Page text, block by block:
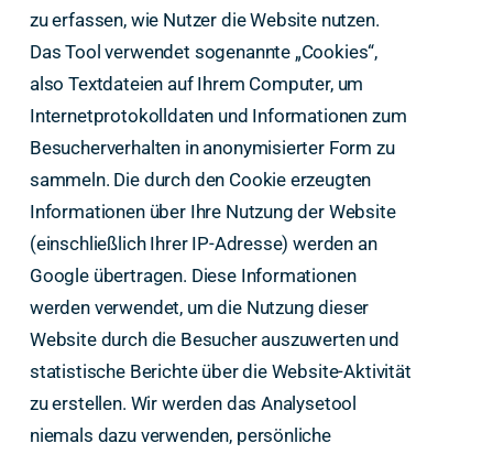
zu erfassen, wie Nutzer die Website nutzen.
Das Tool verwendet sogenannte „Cookies“,
also Textdateien auf Ihrem Computer, um
Internetprotokolldaten und Informationen zum
Besucherverhalten in anonymisierter Form zu
sammeln. Die durch den Cookie erzeugten
Informationen über Ihre Nutzung der Website
(einschließlich Ihrer IP-Adresse) werden an
Google übertragen. Diese Informationen
werden verwendet, um die Nutzung dieser
Website durch die Besucher auszuwerten und
statistische Berichte über die Website-Aktivität
zu erstellen. Wir werden das Analysetool
niemals dazu verwenden, persönliche